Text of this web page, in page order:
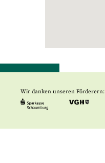
Wir danken unseren Förderern: